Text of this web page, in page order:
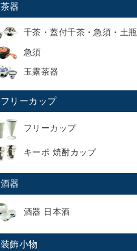
茶器
千茶・蓋付千茶・急須・土瓶
急須
玉露茶器
フリーカップ
フリーカップ
キーポ 焼酎カップ
酒器
酒器 日本酒
装飾小物